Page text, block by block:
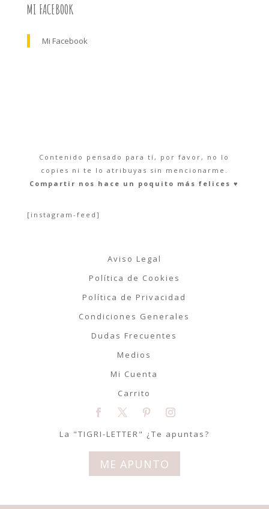
MI FACEBOOK
Mi Facebook
Contenido pensado para tí, por favor, no lo
copies ni te lo atribuyas sin mencionarme.
Compartir nos hace un poquito más felices ♥︎
[instagram-feed]
Aviso Legal
Política de Cookies
Política de Privacidad
Condiciones Generales
Dudas Frecuentes
Medios
Mi Cuenta
Carrito
La "TIGRI-LETTER" ¿Te apuntas?
ME APUNTO